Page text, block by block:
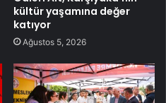
kültür yaşamına değer
katıyor
Ağustos 5, 2026